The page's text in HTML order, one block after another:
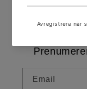
Email